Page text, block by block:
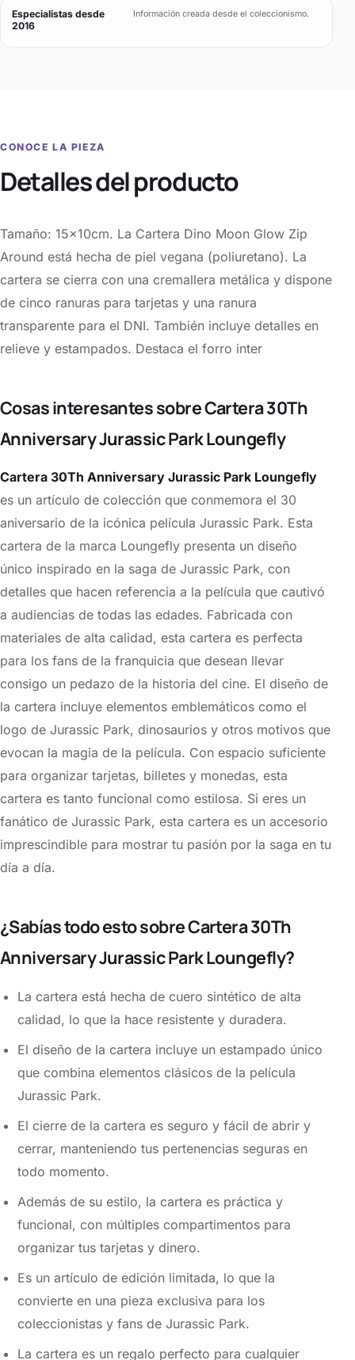
Especialistas desde
2016
Información creada desde el coleccionismo.
CONOCE LA PIEZA
Detalles del producto
Tamaño: 15x10cm. La Cartera Dino Moon Glow Zip
Around está hecha de piel vegana (poliuretano). La
cartera se cierra con una cremallera metálica y dispone
de cinco ranuras para tarjetas y una ranura
transparente para el DNI. También incluye detalles en
relieve y estampados. Destaca el forro inter
Cosas interesantes sobre Cartera 30Th
Anniversary Jurassic Park Loungefly
Cartera 30Th Anniversary Jurassic Park Loungefly
es un artículo de colección que conmemora el 30
aniversario de la icónica película Jurassic Park. Esta
cartera de la marca Loungefly presenta un diseño
único inspirado en la saga de Jurassic Park, con
detalles que hacen referencia a la película que cautivó
a audiencias de todas las edades. Fabricada con
materiales de alta calidad, esta cartera es perfecta
para los fans de la franquicia que desean llevar
consigo un pedazo de la historia del cine. El diseño de
la cartera incluye elementos emblemáticos como el
logo de Jurassic Park, dinosaurios y otros motivos que
evocan la magia de la película. Con espacio suficiente
para organizar tarjetas, billetes y monedas, esta
cartera es tanto funcional como estilosa. Si eres un
fanático de Jurassic Park, esta cartera es un accesorio
imprescindible para mostrar tu pasión por la saga en tu
día a día.
¿Sabías todo esto sobre Cartera 30Th
Anniversary Jurassic Park Loungefly?
La cartera está hecha de cuero sintético de alta
calidad, lo que la hace resistente y duradera.
El diseño de la cartera incluye un estampado único
que combina elementos clásicos de la película
Jurassic Park.
El cierre de la cartera es seguro y fácil de abrir y
cerrar, manteniendo tus pertenencias seguras en
todo momento.
Además de su estilo, la cartera es práctica y
funcional, con múltiples compartimentos para
organizar tus tarjetas y dinero.
Es un artículo de edición limitada, lo que la
convierte en una pieza exclusiva para los
coleccionistas y fans de Jurassic Park.
La cartera es un regalo perfecto para cualquier